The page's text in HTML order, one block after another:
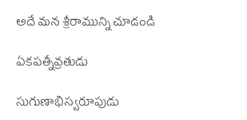
అదే మన శ్రీరామున్ని చూడండి
ఏకపత్నీవ్రతుడు
సుగుణాభిస్వరూపుడు